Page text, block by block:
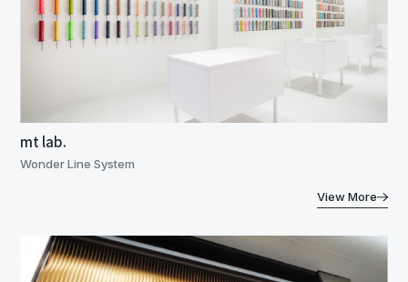
mt lab.
Wonder Line System
View More